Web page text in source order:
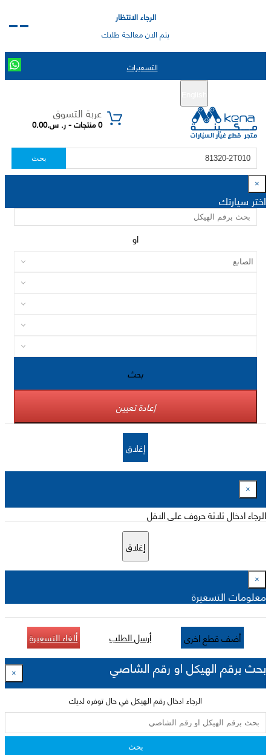
الرجاء الانتظار
يتم الان معالجة طلبك
التسعيرات
عربة التسوق
0 منتجات - ر. س.0.00
بحث
×
اختر سيارتك
او
بحث
إعادة تعيين
إغلاق
×
الرجاء ادخال ثلاثة حروف على الاقل
إغلاق
×
معلومات التسعيرة
أضف قطع اخرى أرسل الطلب ألغاء التسعيرة
بحث برقم الهيكل او رقم الشاصي ×
الرجاء ادخال رقم الهيكل في حال توفره لديك
بحث